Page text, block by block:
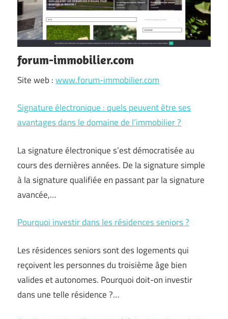
forum-immobilier.com
Site web :www.forum-immobilier.com
Signature électronique : quels peuvent être ses
avantages dans le domaine de l’immobilier ?
La signature électronique s’est démocratisée au
cours des dernières années. De la signature simple
à la signature qualifiée en passant par la signature
avancée,…
Pourquoi investir dans les résidences seniors ?
Les résidences seniors sont des logements qui
reçoivent les personnes du troisième âge bien
valides et autonomes. Pourquoi doit-on investir
dans une telle résidence ?…